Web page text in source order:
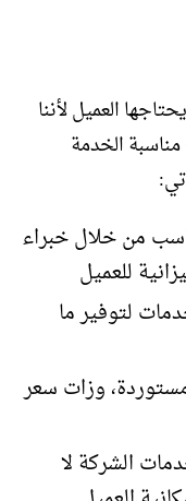
العميل لأننا
الخدمة
من خلال خبراء
للعميل
لتوفير ما
وزات سعر
الشركة لا